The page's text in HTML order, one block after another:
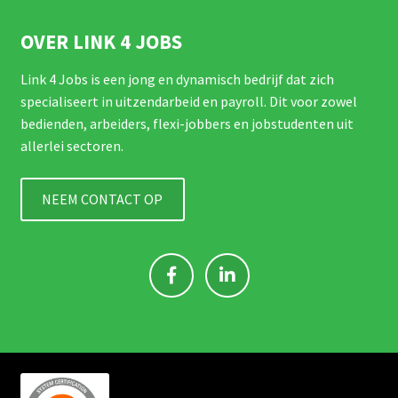
OVER LINK 4 JOBS
Link 4 Jobs is een jong en dynamisch bedrijf dat zich
specialiseert in uitzendarbeid en payroll. Dit voor zowel
bedienden, arbeiders, flexi-jobbers en jobstudenten uit
allerlei sectoren.
NEEM CONTACT OP